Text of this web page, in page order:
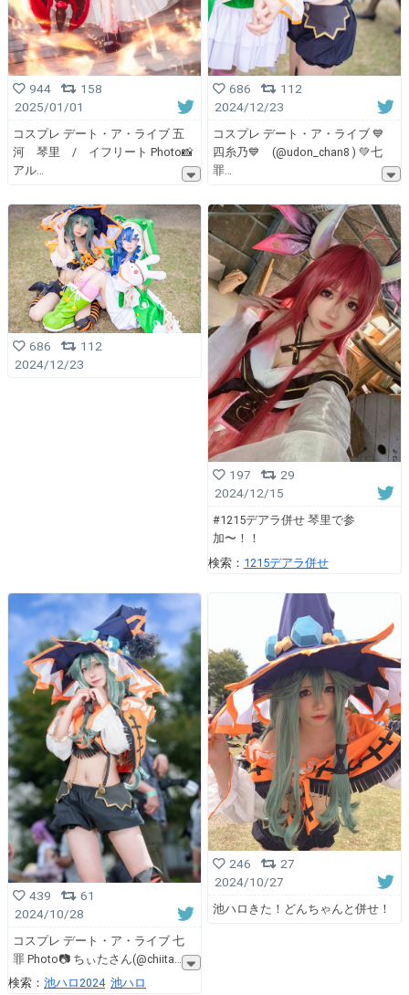
944
158
2025/01/01
コスプレ デート・ア・ライブ 五
河 琴里 / イフリート Photo📸
アル
686
112
2024/12/23
コスプレ デート・ア・ライブ 💙
四糸乃💙 (@udon_chan8 ) 💚七
罪
686
112
2024/12/23
197
29
2024/12/15
#1215デアラ併せ 琴里で参
加〜！！
検索： 1215デアラ併せ
439
61
2024/10/28
コスプレ デート・ア・ライブ 七
罪 Photo📷 ちぃたさん(@chiita
検索： 池ハロ2024 池ハロ
246
27
2024/10/27
池ハロきた！どんちゃんと併せ！